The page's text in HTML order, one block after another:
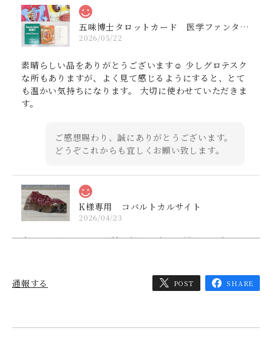
五味博士タロットカード 医学ファンタジー 解説書付き 1402000164
2026/05/22
素晴らしい品をありがとうございます☺️ 少しグロテスク
な所もありますが、よく見て感じるようにすると、とて
も温かい気持ちになります。 大切に使わせていただきま
す。
ご感想賜わり、誠にありがとうございます。
どうぞこれからも宜しくお願い致します。
K様専用 コバルトカルサイト
2026/04/23
本日、届きました。店舗に行った時に、鮮やかな赤ワイ
対応と発送、ありがとうございました。これからも通う
ので宜しくお願い致します。
コメントいただきまして、ありがとうござい
通報する POST SHARE